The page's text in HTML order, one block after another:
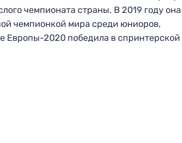
чемпионата страны. В 2019 году она
чемпионкой мира среди юниоров,
Европы-2020 победила в спринтерской